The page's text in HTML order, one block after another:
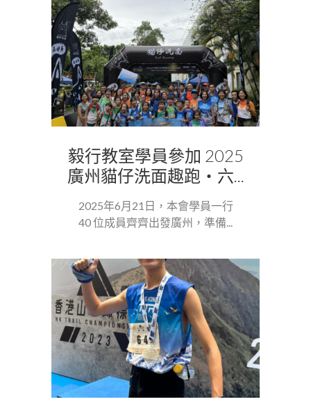
毅行教室學員參加 2025
廣州貓仔洗面趣跑・六...
2025年6月21日，本會學員一行
40 位成員齊齊出發廣州，準備...